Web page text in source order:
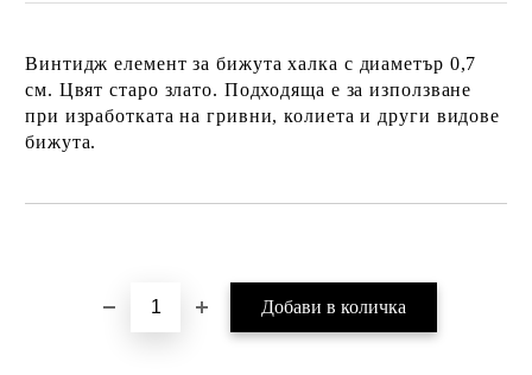
Винтидж елемент за бижута халка с диаметър 0,7
см. Цвят старо злато. Подходяща е за използване
при изработката на гривни, колиета и други видове
бижута.